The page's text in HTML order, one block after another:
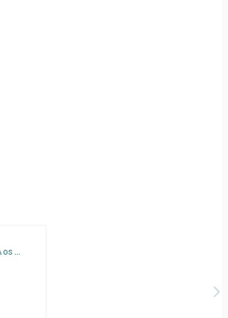
OS ...